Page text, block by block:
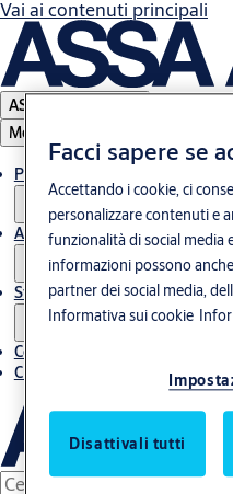
Vai ai contenuti principali
ASSA ABLOY Group
Menu
Prodotti & Soluzioni
Assistenza post-vendita
Storie
Contatti
Chi siamo
Facci sapere se
Accettando i cookie, ci
personalizzare contenuti e
funzionalità di social media
informazioni possono
partner dei social media,
Informativa sui cookie
Disattivali tutti